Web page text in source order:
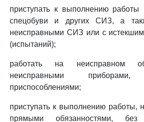
приступать к выполнению работы
спецобуви и других СИЗ, а
неисправными СИЗ или с истекшим
(испытаний);
работать на неисправном
неисправными приборами,
приспособлениями;
приступать к выполнению работы,
прямыми обязанностями,